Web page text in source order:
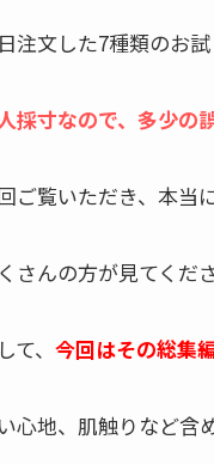
注文した7種類のお
採寸なので、多少
ご覧いただき、本当
さんの方が見てくだ
て、 今回はその総集編
心地、肌触りなど含